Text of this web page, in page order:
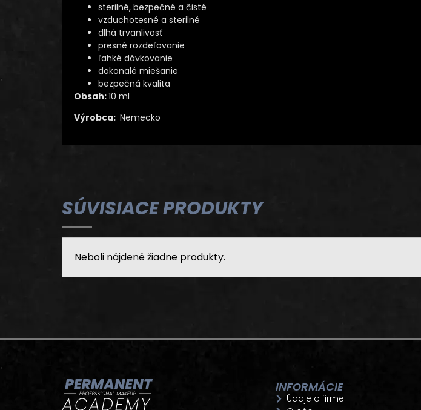
sterilné, bezpečné a čisté
vzduchotesné a sterilné
dlhá trvanlivosť
presné rozdeľovanie
ľahké dávkovanie
dokonalé miešanie
bezpečná kvalita
Obsah:10 ml
Výrobca: Nemecko
SÚVISIACE PRODUKTY
Neboli nájdené žiadne produkty.
INFORMÁCIE
Údaje o firme